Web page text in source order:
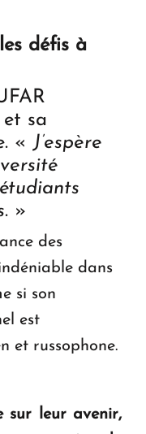
défis à
et sa
« J’espère
. »
des
dans
si son
est
et russophone.
sur leur avenir,